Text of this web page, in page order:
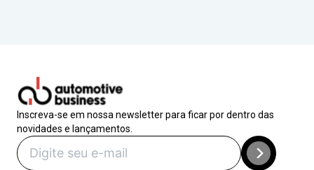
Inscreva-se em nossa newsletter para ficar por dentro das
novidades e lançamentos.